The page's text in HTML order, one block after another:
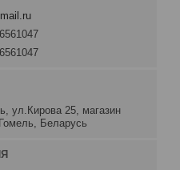
ул.Кирова 25, магазин
Беларусь